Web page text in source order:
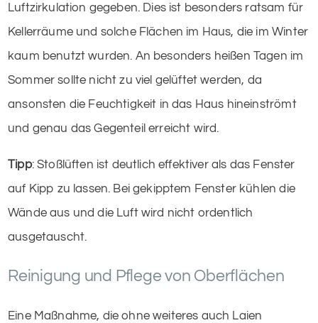
Luftzirkulation gegeben. Dies ist besonders ratsam für
Kellerräume und solche Flächen im Haus, die im Winter
kaum benutzt wurden. An besonders heißen Tagen im
Sommer sollte nicht zu viel gelüftet werden, da
ansonsten die Feuchtigkeit in das Haus hineinströmt
und genau das Gegenteil erreicht wird.
Tipp: Stoßlüften ist deutlich effektiver als das Fenster
auf Kipp zu lassen. Bei gekipptem Fenster kühlen die
Wände aus und die Luft wird nicht ordentlich
ausgetauscht.
Reinigung und Pflege von Oberflächen
Eine Maßnahme, die ohne weiteres auch Laien